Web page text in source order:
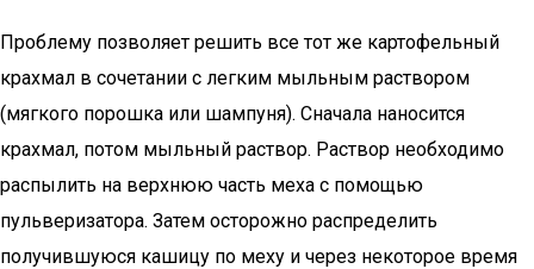
Проблему позволяет решить все тот же картофельный
крахмал в сочетании с легким мыльным раствором
(мягкого порошка или шампуня). Сначала наносится
крахмал, потом мыльный раствор. Раствор необходимо
распылить на верхнюю часть меха с помощью
пульверизатора. Затем осторожно распределить
получившуюся кашицу по меху и через некоторое время